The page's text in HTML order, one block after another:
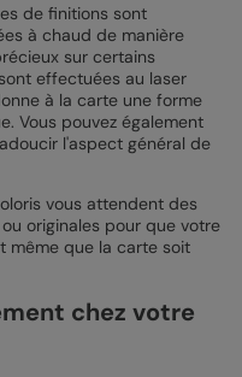
de finitions sont
à chaud de manière
sur certains
effectuées au laser
à la carte une forme
Vous pouvez également
l'aspect général de
vous attendent des
originales pour que votre
même que la carte soit
chez votre